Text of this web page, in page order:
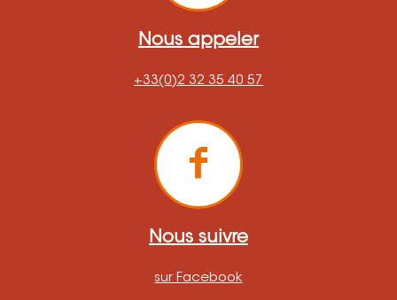
Nous appeler
+33(0)2 32 35 40 57
Nous suivre
sur Facebook